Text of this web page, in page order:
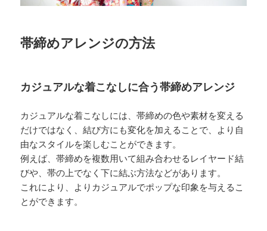
帯締めアレンジの方法
カジュアルな着こなしに合う帯締めアレンジ
カジュアルな着こなしには、帯締めの色や素材を変える
だけではなく、結び方にも変化を加えることで、より自
由なスタイルを楽しむことができます。
例えば、帯締めを複数用いて組み合わせるレイヤード結
びや、帯の上でなく下に結ぶ方法などがあります。
これにより、よりカジュアルでポップな印象を与えるこ
とができます。